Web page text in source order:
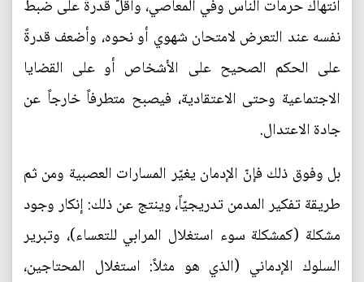
انتهاك حرمات الناس وفي المعاصي، وأقلّ قدرةً على ضبط
نفسه عند التعرض لامتحان شهوي أو نحوه، وأضعف قدرةً
على الحكم الصحيح على الأشخاص أو على القضايا
الاجتماعية وحتى الاعتقادية، فيصبح متطرفاً خارجاً عن
جادة الاعتدال.
بل وفوق ذلك فإنّ الإدمان يغيّر المسارات العصبية ومن ثم
طريقة تفكير المدمن تدريجيّاً، وينتج عن ذلك: إنكار وجود
مشكلة (كمشكلة سوء استغلال المرابي للتعساء)، وتبرير
السلوك الإدماني (الذي هو مثلاً: استغلال المحتاجين،